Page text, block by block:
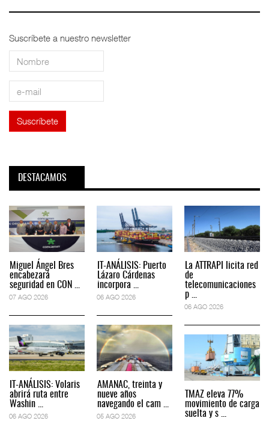
Suscríbete a nuestro newsletter
DESTACAMOS
Miguel Ángel Bres
encabezará
seguridad en CON ...
07 AGO 2026
IT-ANÁLISIS: Volaris
abrirá ruta entre
Washin ...
06 AGO 2026
IT-ANÁLISIS: Puerto
Lázaro Cárdenas
incorpora ...
06 AGO 2026
AMANAC, treinta y
nueve años
navegando el cam ...
05 AGO 2026
La ATTRAPI licita red
de
telecomunicaciones
p ...
06 AGO 2026
TMAZ eleva 77%
movimiento de carga
suelta y s ...